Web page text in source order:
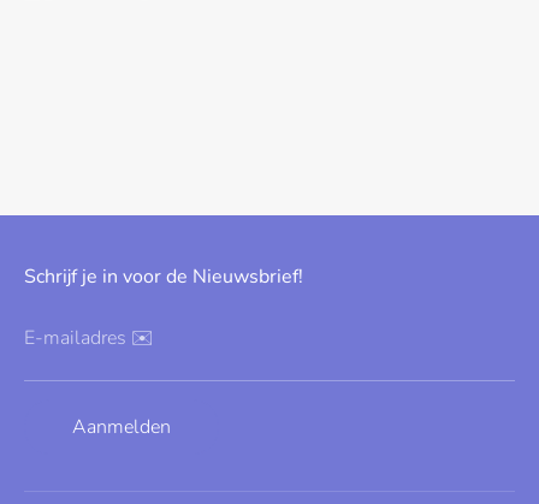
Schrijf je in voor de Nieuwsbrief!
E-mailadres ✉️
Aanmelden